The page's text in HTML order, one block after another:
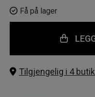
Få på lager
Tilgjengelig i 4